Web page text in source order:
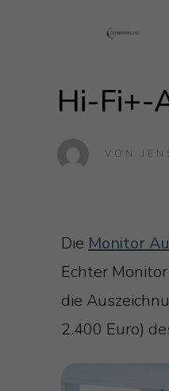
Monitor Audio
Blok
Blog Roksan
Hi-Fi+-
VON
Die Monitor
Echter
die
2.400 Euro)